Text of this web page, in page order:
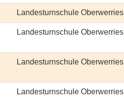
Landesturnschule Oberwerries
Landesturnschule Oberwerries
Landesturnschule Oberwerries
Landesturnschule Oberwerries